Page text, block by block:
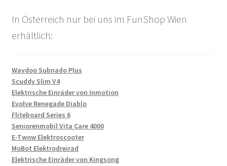
In Österreich nur bei uns im FunShop Wien
erhältlich:
Waydoo Subnado Plus
Scuddy Slim V4
Elektrische Einräder von Inmotion
Evolve Renegade Diablo
Fliteboard Series 6
Seniorenmobil Vita Care 4000
E-Twow Elektroscooter
MoBot Elektrodreirad
Elektrische Einräder von Kingsong